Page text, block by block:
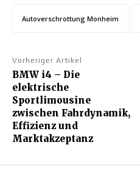
Autoverschrottung Monheim
Vorheriger Artikel
BMW i4 – Die
elektrische
Sportlimousine
zwischen Fahrdynamik,
Effizienz und
Marktakzeptanz